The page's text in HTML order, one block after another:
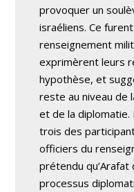
provoquer un
israéliens. Ce
renseignement
exprimèrent leurs
hypothèse, et
reste au niveau de
et de la diplomatie.
trois des
officiers du
prétendu
processus